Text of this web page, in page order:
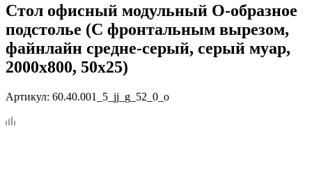
Стол офисный модульный О-образное
подстолье (С фронтальным вырезом,
файнлайн средне-серый, серый муар,
2000x800, 50x25)
Артикул: 60.40.001_5_jj_g_52_0_o